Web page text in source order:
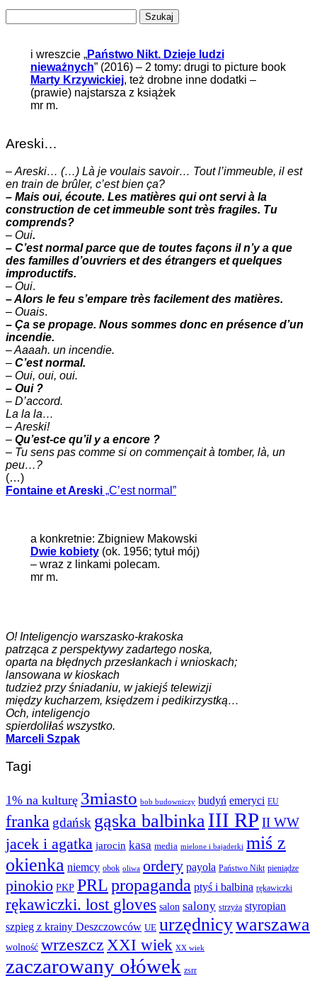
i wreszcie „Państwo Nikt. Dzieje ludzi
nieważnych” (2016) – 2 tomy: drugi to picture book
Marty Krzywickiej, też drobne inne dodatki –
(prawie) najstarsza z książek
mr m.
Areski…
– Areski… (…) Là je voulais savoir… Tout l’immeuble, il est
en train de brûler, c’est bien ça?
– Mais oui, écoute. Les matières qui ont servi à la
construction de cet immeuble sont très fragiles. Tu
comprends?
– Oui.
– C’est normal parce que de toutes façons il n’y a que
des familles d’ouvriers et des étrangers et quelques
improductifs.
– Oui.
– Alors le feu s’empare très facilement des matières.
– Ouais.
– Ça se propage. Nous sommes donc en présence d’un
incendie.
– Aaaah. un incendie.
– C’est normal.
– Oui, oui, oui.
– Oui ?
– D’accord.
La la la…
– Areski!
– Qu’est-ce qu’il y a encore ?
– Tu sens pas comme si on commençait à tomber, là, un
peu…?
(…)
Fontaine et Areski „C’est normal”
a konkretnie: Zbigniew Makowski
Dwie kobiety(ok. 1956; tytuł mój)
– wraz z linkami polecam.
mr m.
O! Inteligencjo warszasko-krakoska
patrząca z perspektywy zadartego noska,
oparta na błędnych przesłankach i wnioskach;
lansowana w kioskach
tudzież przy śniadaniu, w jakiejś telewizji
między kucharzem, księdzem i pedikirzystką…
Och, inteligencjo
spierdoliłaś wszystko.
Marceli Szpak
Tagi
1% na kulturę 3miasto bob budowniczy budyń emeryci EU
franka gdańsk gąska balbinka III RP II WW
jacek i agatka jarocin kasa media mielone i bajaderki miś z
okienka niemcy obok oliwa ordery payola Państwo Nikt pieniądze
pinokio PKP PRLpropaganda ptyś i balbina rękawiczki
rękawiczki. lost gloves salon salony strzyża styropian
szpieg z krainy Deszczowców UE urzędnicywarszawa
wolność wrzeszcz XXI wiek XX wiek
zaczarowany ołówek zsrr